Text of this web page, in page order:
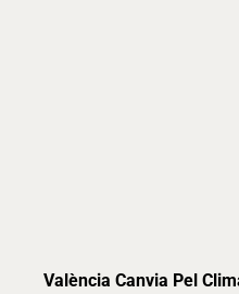
València Canvia Pel